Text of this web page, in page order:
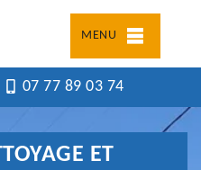
MENU
07 77 89 03 74
ET